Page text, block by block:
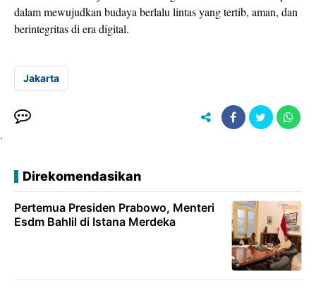
dalam mewujudkan budaya berlalu lintas yang tertib, aman, dan
berintegritas di era digital.
Jakarta
.
Direkomendasikan
Pertemua Presiden Prabowo, Menteri
Esdm Bahlil di Istana Merdeka